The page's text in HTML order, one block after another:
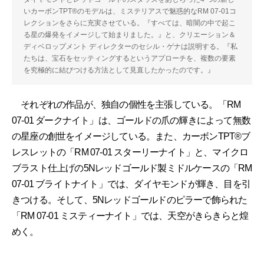
いカーボンTPT®のモデルは、ミステリアスで魅惑的なRM 07-01コ
レクションをさらに充実させている。『すべては、暗闇の中で起こ
る星の爆発をイメージして始まりました。』と、クリエーション＆
ディベロップメント ディレクターのセシル・ゲナは説明する。『私
たちは、宝石をセッティングするというアプローチを、複数の要素
を究極的に結びつける方法として見直したかったのです。』
それぞれの作品が、独自の個性を主張している。「RM
07-01 ダークナイト」は、ゴールドの爪の輝きによって無数
の星座の創世をイメージしている。また、カーボンTPT®ブ
レスレットの「RM 07-01 スターリーナイト」と、マイクロ
ブラスト仕上げの5Nレッドゴールド製ミドルケースの「RM
07-01 ブライトナイト」では、ダイヤモンドが輝き、目を引
きつける。そして、5Nレッドゴールドのピラーで飾られた
「RM 07-01 ミスティーナイト」では、天空がきらきらと煌
めく。